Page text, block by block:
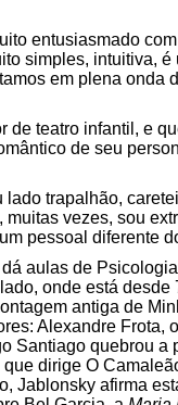
entusiasmado
simples, intuitiva,
em plena onda
teatro infantil, e
de seu
trapalhão,
vezes, sou
pessoal diferente
dá aulas de
onde está
antiga de
Alexandre Frota,
Santiago quebrou a
dirige O
Jablonsky afirma